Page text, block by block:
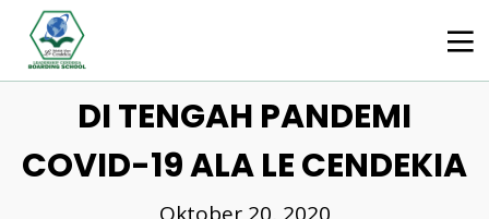
ADAPTASI KEBIASAAN BARU
DI TENGAH PANDEMI
COVID-19 ALA LE CENDEKIA